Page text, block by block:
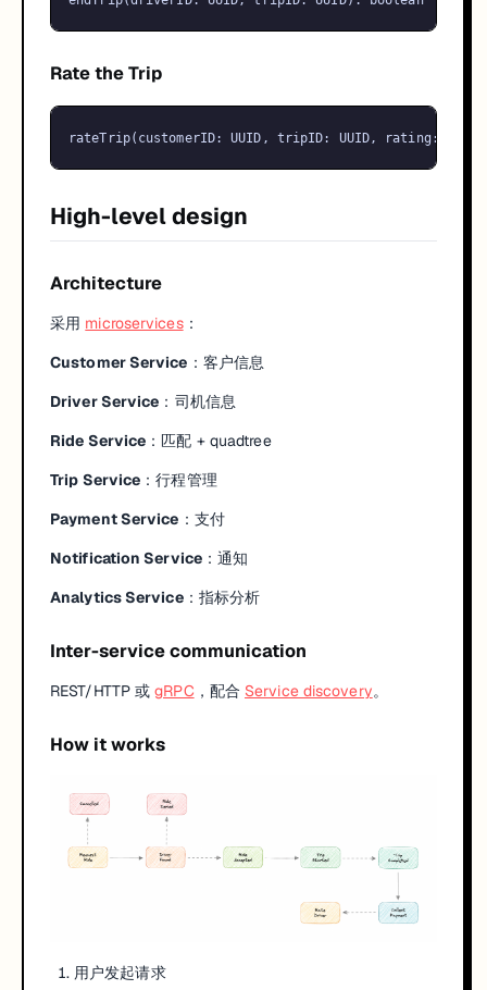
Rate the Trip
rateTrip( customerID: UUID , tripID: UUID, rating : int,
High-level design
Architecture
采用 microservices：
Customer Service ：客户信息
Driver Service ：司机信息
Ride Service ：匹配 + quadtree
Trip Service ：行程管理
Payment Service ：支付
Notification Service ：通知
Analytics Service：指标分析
Inter-service communication
REST/HTTP 或gRPC ，配合 Service discovery。
How it works
用户发起请求